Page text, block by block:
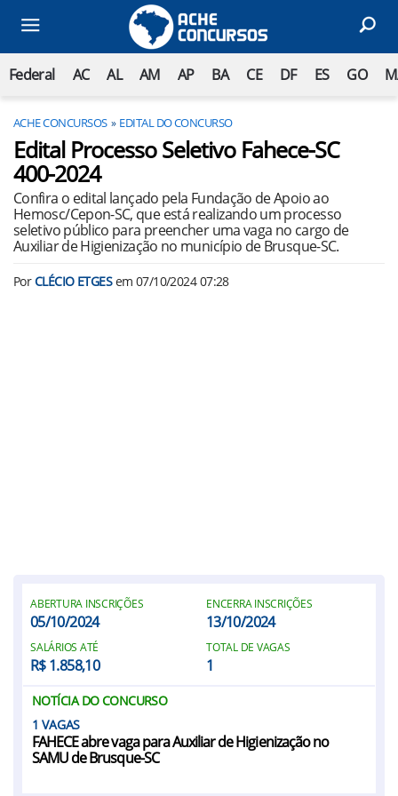
Federal AC AL AM AP BA CE DF ES GO
ACHE CONCURSOS EDITAL DO CONCURSO
Edital Processo Seletivo Fahece-SC
400-2024
Confira o edital lançado pela Fundação de Apoio ao
Hemosc/Cepon-SC, que está realizando um processo
seletivo público para preencher uma vaga no cargo de
Auxiliar de Higienização no município de Brusque-SC.
PorCLÉCIO ETGESem 07/10/2024 07:28
ABERTURA INSCRIÇÕES
05/10/2024
ENCERRA INSCRIÇÕES
13/10/2024
SALÁRIOS ATÉ
R$ 1.858,10
TOTAL DE VAGAS
1
NOTÍCIA DO CONCURSO
1
FAHECE abre vaga para Auxiliar de Higienização no
SAMU de Brusque-SC